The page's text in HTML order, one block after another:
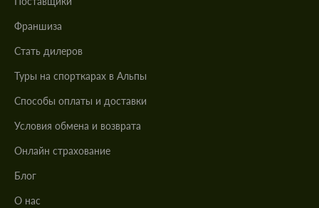
Франшиза
Стать дилеров
Туры на спорткарах в Альпы
Cпособы оплаты и доставки
Условия обмена и возврата
Онлайн страхование
Блог
О нас